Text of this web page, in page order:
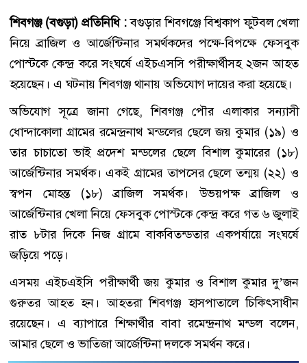
শিবগঞ্জ (বগুড়া) প্রতিনিধি :বগুড়ার শিবগঞ্জে বিশ্বকাপ ফুটবল খেলা
নিয়ে ব্রাজিল ও আর্জেন্টিনার সমর্থকদের পক্ষে-বিপক্ষে ফেসবুক
পোস্টকে কেন্দ্র করে সংঘর্ষে এইচএসসি পরীক্ষার্থীসহ ২জন আহত
হয়েছেন। এ ঘটনায় শিবগঞ্জ থানায় অভিযোগ দায়ের করা হয়েছে।
অভিযোগ সূত্রে জানা গেছে, শিবগঞ্জ পৌর এলাকার সন্যাসী
ধোন্দাকোলা গ্রামের রমেন্দ্রনাথ মন্ডলের ছেলে জয় কুমার (১৯) ও
তার চাচাতো ভাই প্রদেশ মন্ডলের ছেলে বিশাল কুমারের (১৮)
আর্জেন্টিনার সমর্থক। একই গ্রামের তাপসের ছেলে তন্ময় (২২) ও
স্বপন মোহন্ত (১৮) ব্রাজিল সমর্থক। উভয়পক্ষ ব্রাজিল ও
আর্জেন্টিনার খেলা নিয়ে ফেসবুক পোস্টকে কেন্দ্র করে গত ৬ জুলাই
রাত ৮টার দিকে নিজ গ্রামে বাকবিতন্ডতার একপর্যায়ে সংঘর্ষে
জড়িয়ে পড়ে।
এসময় এইচএইসি পরীক্ষার্থী জয় কুমার ও বিশাল কুমার দু’জন
গুরুতর আহত হন। আহতরা শিবগঞ্জ হাসপাতালে চিকিৎসাধীন
রয়েছেন। এ ব্যাপারে শিক্ষার্থীর বাবা রমেন্দ্রনাথ মন্ডল বলেন,
আমার ছেলে ও ভাতিজা আর্জেন্টিনা দলকে সমর্থন করে।